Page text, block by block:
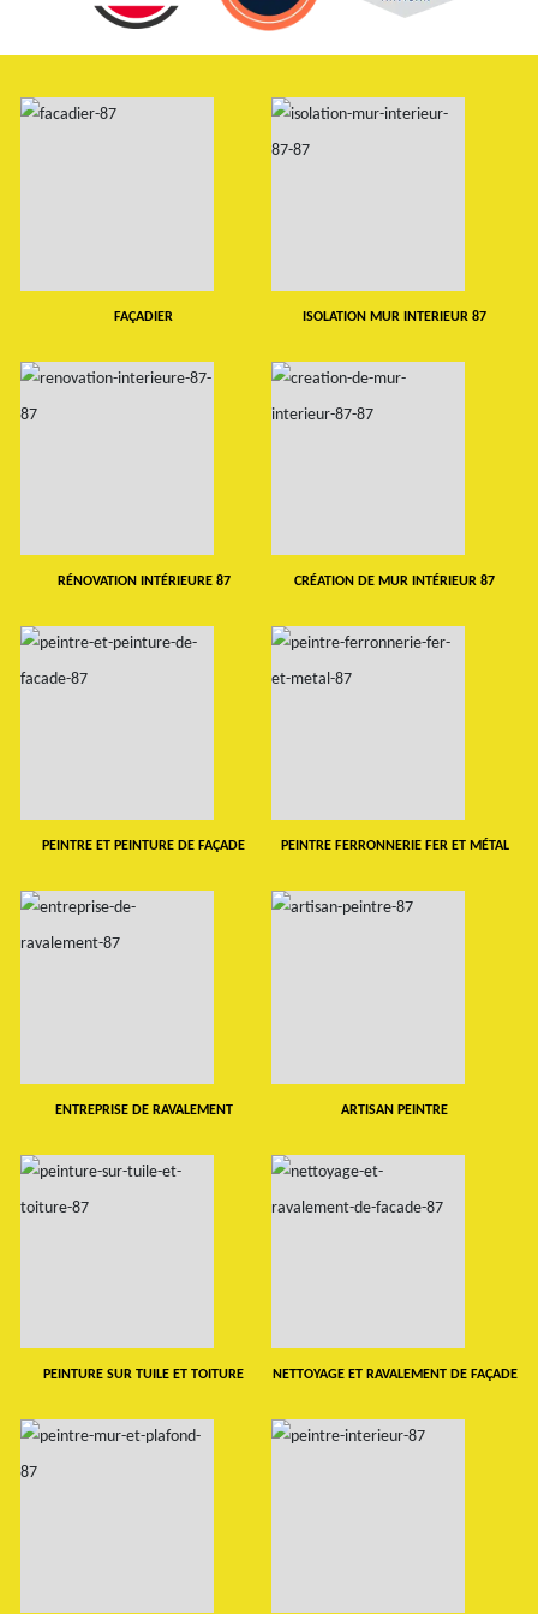
FAÇADIER ISOLATION MUR INTERIEUR 87
RÉNOVATION INTÉRIEURE 87 CRÉATION DE MUR INTÉRIEUR 87
PEINTRE ET PEINTURE DE FAÇADE PEINTRE FERRONNERIE FER ET MÉTAL
ENTREPRISE DE RAVALEMENT ARTISAN PEINTRE
PEINTURE SUR TUILE ET TOITURE NETTOYAGE ET RAVALEMENT DE FAÇADE